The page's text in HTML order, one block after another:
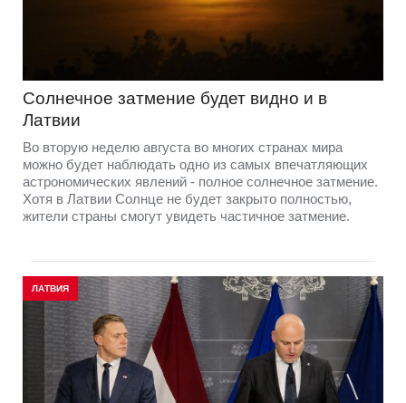
Солнечное затмение будет видно и в
Латвии
Во вторую неделю августа во многих странах мира
можно будет наблюдать одно из самых впечатляющих
астрономических явлений - полное солнечное затмение.
Хотя в Латвии Солнце не будет закрыто полностью,
жители страны смогут увидеть частичное затмение.
ЛАТВИЯ